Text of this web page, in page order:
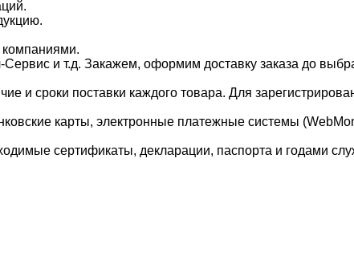
и т.д. Закажем, оформим доставку заказа до
и сроки поставки каждого товара. Для
карты, электронные платежные системы
сертификаты, декларации, паспорта и годами